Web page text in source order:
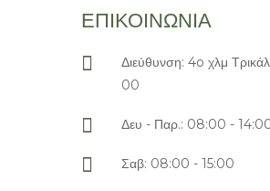
ΕΠΙΚΟΙΝΩΝΙΑ
Διεύθυνση: 4o χλμ
00
Δευ - Παρ.: 08:00 -
Σαβ: 08:00 - 15:00